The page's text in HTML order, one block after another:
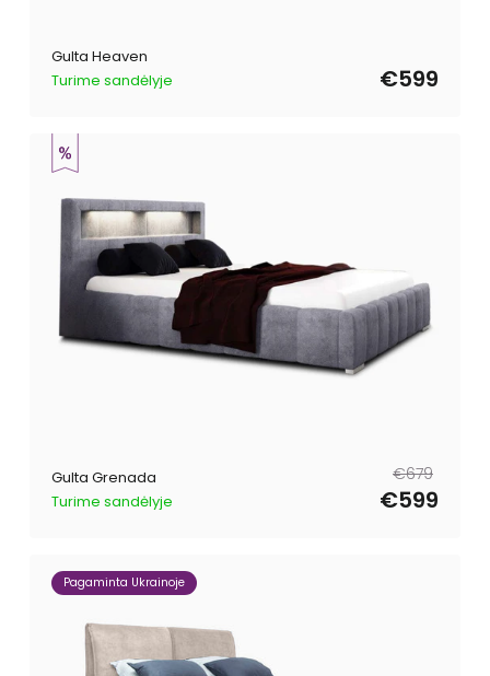
Gulta Heaven
Turime sandėlyje
€599
Gulta Grenada
Turime sandėlyje
Parastā€679
Pārdošanas
€599
Pagaminta Ukrainoje